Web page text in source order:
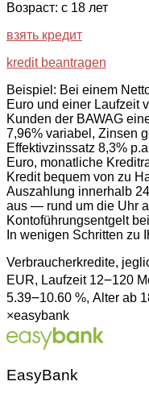
Возраст: с 18 лет
взять кредит
kredit beantragen
Beispiel: Bei einem
Euro und einer Laufzeit
Kunden der BAWAG
7,96% variabel, Zinsen
Effektivzinssatz 8,3%
Euro, monatliche
Kredit bequem von zu
Auszahlung innerhalb
aus — rund um die Uhr
Kontoführungsentgelt
In wenigen Schritten zu
Verbraucherkredite,
EUR, Laufzeit 12౼120
5.39౼10.60 %, Alter ab
×easybank
EasyBank